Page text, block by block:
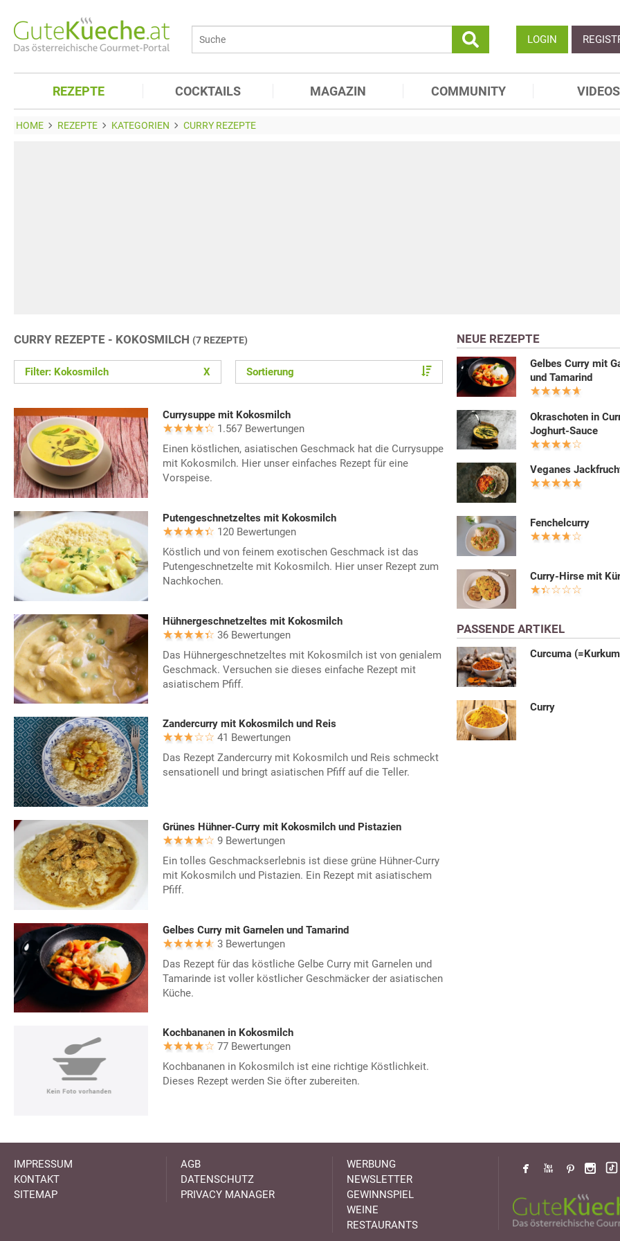
LOGIN
REZEPTE COCKTAILS MAGAZIN COMMUNITY VIDEOS
HOME REZEPTE KATEGORIEN CURRY REZEPTE
CURRY REZEPTE - KOKOSMILCH (7 REZEPTE)
Filter: Kokosmilch X Sortierung
Currysuppe mit Kokosmilch
1.567 Bewertungen
Einen köstlichen, asiatischen Geschmack hat die Currysuppe
mit Kokosmilch. Hier unser einfaches Rezept für eine
Vorspeise.
Putengeschnetzeltes mit Kokosmilch
120 Bewertungen
Köstlich und von feinem exotischen Geschmack ist das
Putengeschnetzelte mit Kokosmilch. Hier unser Rezept zum
Nachkochen.
Hühnergeschnetzeltes mit Kokosmilch
36 Bewertungen
Das Hühnergeschnetzeltes mit Kokosmilch ist von genialem
Geschmack. Versuchen sie dieses einfache Rezept mit
asiatischem Pfiff.
Zandercurry mit Kokosmilch und Reis
41 Bewertungen
Das Rezept Zandercurry mit Kokosmilch und Reis schmeckt
sensationell und bringt asiatischen Pfiff auf die Teller.
Grünes Hühner-Curry mit Kokosmilch und Pistazien
9 Bewertungen
Ein tolles Geschmackserlebnis ist diese grüne Hühner-Curry
mit Kokosmilch und Pistazien. Ein Rezept mit asiatischem
Pfiff.
Gelbes Curry mit Garnelen und Tamarind
3 Bewertungen
Das Rezept für das köstliche Gelbe Curry mit Garnelen und
Tamarinde ist voller köstlicher Geschmäcker der asiatischen
Küche.
Kochbananen in Kokosmilch
77 Bewertungen
Kochbananen in Kokosmilch ist eine richtige Köstlichkeit.
Dieses Rezept werden Sie öfter zubereiten.
NEUE REZEPTE
Gelbes Curry mit
und Tamarind
Okraschoten in
Joghurt-Sauce
Veganes
Fenchelcurry
Curry-Hirse mit
PASSENDE ARTIKEL
Curcuma
Curry
IMPRESSUM
KONTAKT
SITEMAP
AGB
DATENSCHUTZ
PRIVACY MANAGER
WERBUNG
NEWSLETTER
GEWINNSPIEL
WEINE
RESTAURANTS